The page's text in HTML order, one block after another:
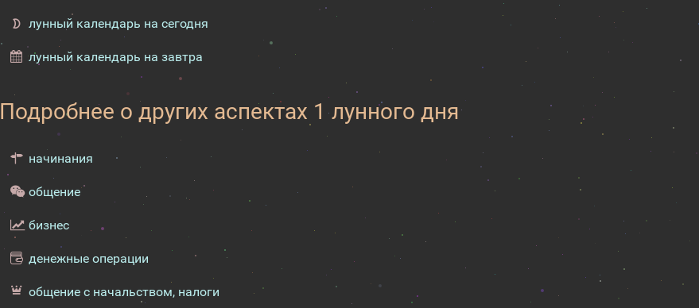
лунный календарь на сегодня
лунный календарь на завтра
Подробнее о других аспектах 1 лунного дня
начинания
общение
бизнес
денежные операции
общение с начальством, налоги